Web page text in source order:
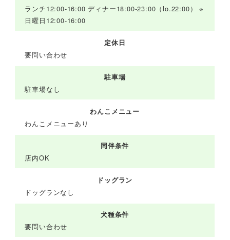
ランチ12:00-16:00 ディナー18:00-23:00（lo.22:00） ※
日曜日12:00-16:00
定休日
要問い合わせ
駐車場
駐車場なし
わんこメニュー
わんこメニューあり
同伴条件
店内OK
ドッグラン
ドッグランなし
犬種条件
要問い合わせ